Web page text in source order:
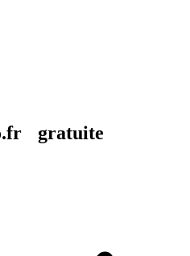
gratuite